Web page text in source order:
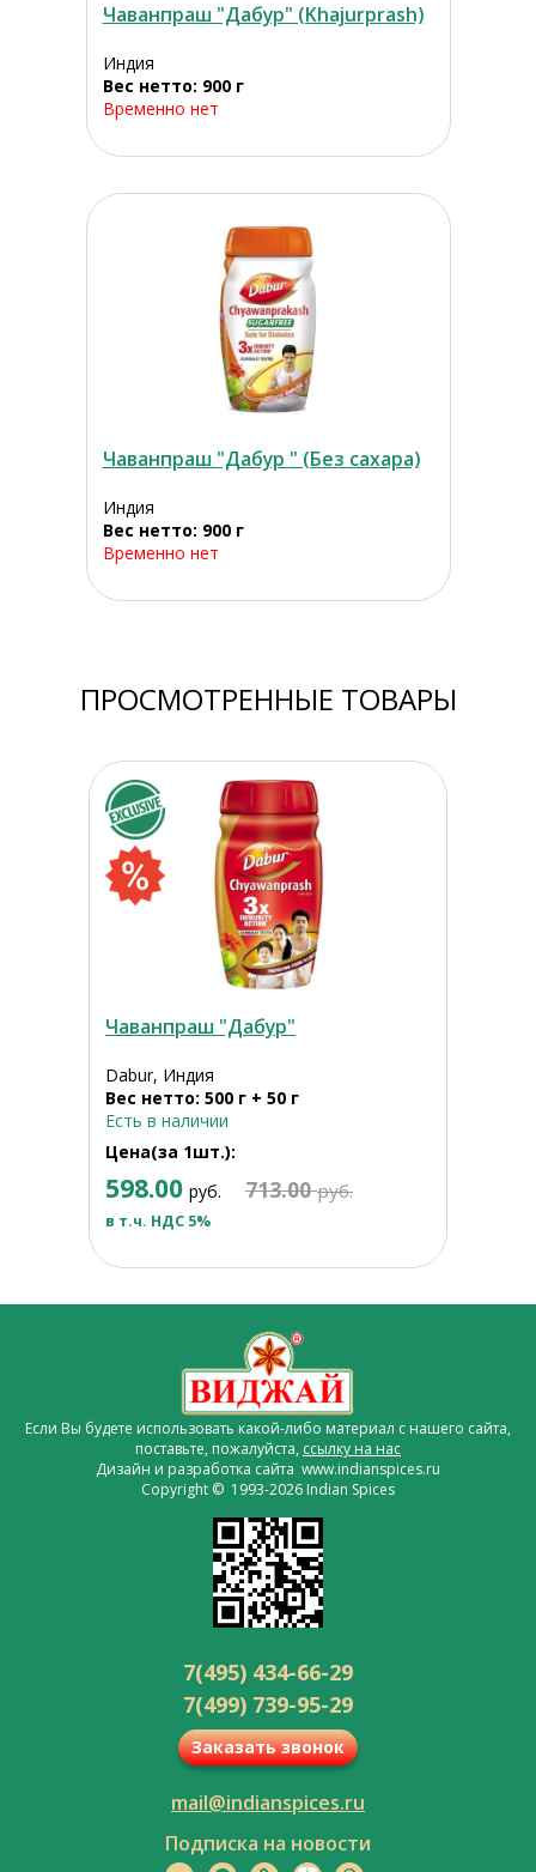
Чаванпраш "Дабур" (Khajurprash)
Индия
Вес нетто: 900 г
Временно нет
Чаванпраш "Дабур " (Без сахара)
Индия
Вес нетто: 900 г
Временно нет
ПРОСМОТРЕННЫЕ ТОВАРЫ
Чаванпраш "Дабур"
Dabur, Индия
Вес нетто: 500 г + 50 г
Есть в наличии
Цена(за 1шт.):
598.00 руб. 713.00руб.
в т.ч. НДС 5%
Если Вы будете использовать какой-либо материал с нашего сайта,
поставьте, пожалуйста, ссылку на нас
Дизайн и разработка сайта www.indianspices.ru
Copyright © 1993-2026 Indian Spices
7(495) 434-66-29
7(499) 739-95-29
Заказать звонок
mail@indianspices.ru
Подписка на новости